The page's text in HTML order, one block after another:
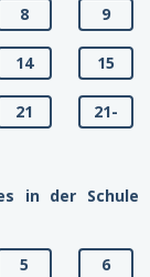
8 9
14 15
21 21-
in der Schule
5 6